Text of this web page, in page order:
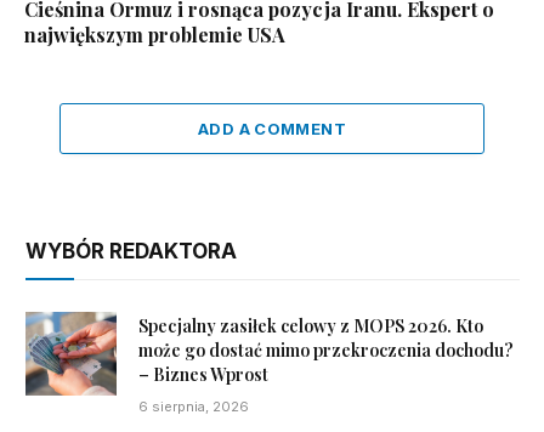
Cieśnina Ormuz i rosnąca pozycja Iranu. Ekspert o
największym problemie USA
ADD A COMMENT
WYBÓR REDAKTORA
Specjalny zasiłek celowy z MOPS 2026. Kto
może go dostać mimo przekroczenia dochodu?
– Biznes Wprost
6 sierpnia, 2026